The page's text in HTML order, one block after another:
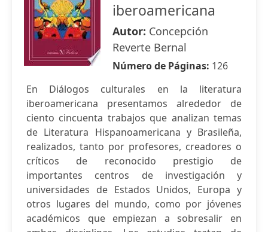
iberoamericana
Autor: Concepción
Reverte Bernal
Número de Páginas: 126
En Diálogos culturales en la literatura
iberoamericana presentamos alrededor de
ciento cincuenta trabajos que analizan temas
de Literatura Hispanoamericana y Brasileña,
realizados, tanto por profesores, creadores o
críticos de reconocido prestigio de
importantes centros de investigación y
universidades de Estados Unidos, Europa y
otros lugares del mundo, como por jóvenes
académicos que empiezan a sobresalir en